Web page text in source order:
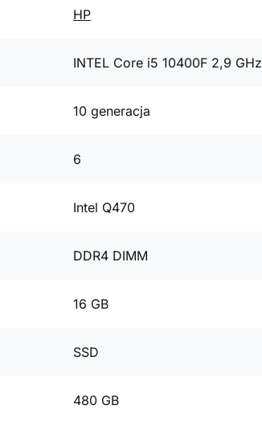
HP
INTEL Core i5 10400F 2,9 GHz
10 generacja
6
Intel Q470
DDR4 DIMM
16 GB
SSD
480 GB